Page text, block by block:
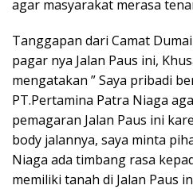
agar masyarakat merasa
Tanggapan dari Camat
pagar nya Jalan Paus ini,
mengatakan ” Saya pribadi
PT.Pertamina Patra Niaga
pemagaran Jalan Paus ini
body jalannya, saya minta
Niaga ada timbang rasa
memiliki tanah di Jalan Paus